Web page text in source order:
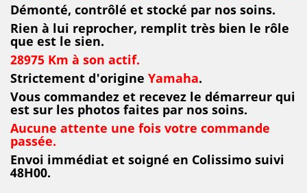
Démonté, contrôlé et stocké par nos soins.
Rien à lui reprocher, remplit très bien le rôle
que est le sien.
28975 Km à son actif.
Strictement d'origine Yamaha.
Vous commandez et recevez le démarreur qui
est sur les photos faites par nos soins.
Aucune attente une fois votre commande
passée.
Envoi immédiat et soigné en Colissimo suivi
48H00.